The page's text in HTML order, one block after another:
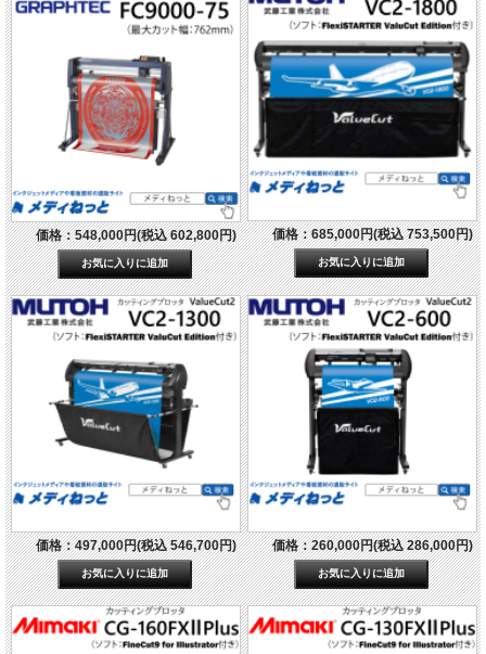
価格：548,000円(税込 602,800円) 価格：685,000円(税込 753,500円)
価格：497,000円(税込 546,700円) 価格：260,000円(税込 286,000円)